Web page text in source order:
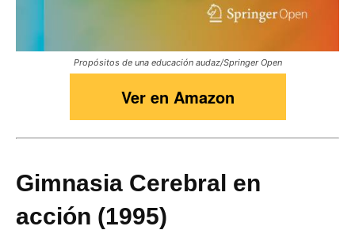
Propósitos de una educación audaz/Springer Open
Ver en Amazon
Gimnasia Cerebral en
acción (1995)